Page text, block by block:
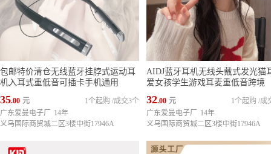
包邮特价清仓无线蓝牙挂脖式运动耳
机入耳式重低音可插卡手机通用
35.00 元 成交3个
1个起购 /
广东爱曼电子厂
14年
义乌国际商贸城二区3楼中街17946A
AIDJ蓝牙耳机无线头戴式发光猫
爱女孩学生游戏耳麦重低音跨境
32.00 元 成
1个起购 /
广东爱曼电子厂
14年
义乌国际商贸城二区3楼中街17946A